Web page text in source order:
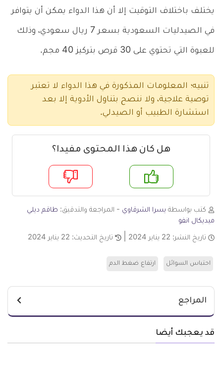
يختلف باختلاف التوقيت إلا أن هذا الدواء يمكن أن يتوافر
في الصيدليات السعودية بسعر 7 ريال سعودي، وذلك
للعبوة التي تحتوي على 30 قرص بتركيز 40 مجم.
تنبيه؛ المعلومات المذكورة في هذا الدواء لا تعتبر
توصية علاجية، ولا ننصح بتناول الأدوية إلا بعد
استشارة الطبيب أو الصيدلي.
هل كان هذا المحتوى مفيدا؟
لا
كتب بواسطة يسرا الشرقاوي - المراجعة والتدقيق: طاقم ديلي
ميديكال انفو
تاريخ النشر: 22 يناير 2024 تاريخ التحديث: 22 يناير 2024
احتباس السوائل ارتفاع ضغط الدم
المراجع
قد يعجبك أيضا